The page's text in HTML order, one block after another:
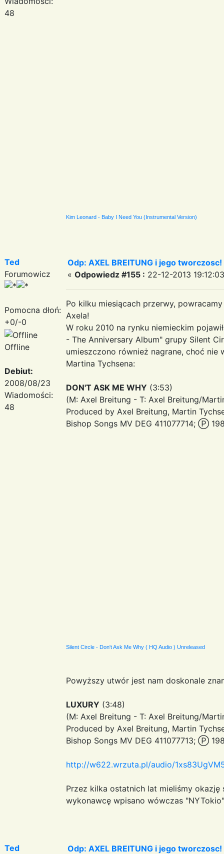
48
Kim Leonard - Baby I Need You (Instrumental Version)
Ted
Forumowicz
Pomocna dłoń:
+0/-0
Offline
Debiut:
2008/08/23
Wiadomości:
48
Odp: AXEL BREITUNG i jego
« Odpowiedz #155 : 22-12-2013
Po kilku miesiącach przerwy,
Axela!
W roku 2010 na rynku niemieckim
- The Anniversary Album" grupy Silent
umieszczono również nagrane, choć
Martina Tychsena:
DON'T ASK ME WHY (3:53)
(M: Axel Breitung - T: Axel Breitung/
Produced by Axel Breitung, Martin
Bishop Songs MV DEG 411077714; Ⓟ
Silent Circle - Don't Ask Me Why ( HQ Audio ) Unreleased
Powyższy utwór jest nam doskonale
LUXURY (3:48)
(M: Axel Breitung - T: Axel Breitung/
Produced by Axel Breitung, Martin
Bishop Songs MV DEG 411077713; Ⓟ
http://w622.wrzuta.pl/audio/
Przez kilka ostatnich lat mieliśmy okazję
wykonawcę wpisano wówczas "NYTokio"
Ted
Odp: AXEL BREITUNG i jego